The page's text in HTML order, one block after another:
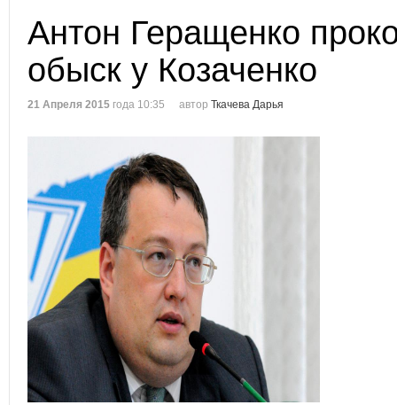
Антон Геращенко
обыск у Козаченко
21 Апреля 2015 года 10:35 автор Ткачева Дарья